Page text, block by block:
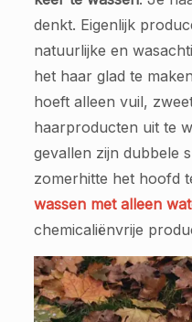
denkt. Eigenlijk
natuurlijke en
het haar glad te
hoeft alleen vuil,
haarproducten uit te
gevallen zijn dubbele
zomerhitte het hoofd
wassen met alleen
chemicaliënvrije